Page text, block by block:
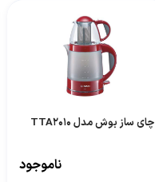
چای ساز بوش مدل TTA2010
ناموجود